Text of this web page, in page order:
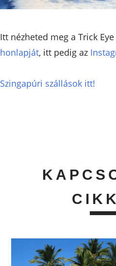
Itt nézheted meg a Trick
honlapját, itt pedig az
Szingapúri szállások itt!